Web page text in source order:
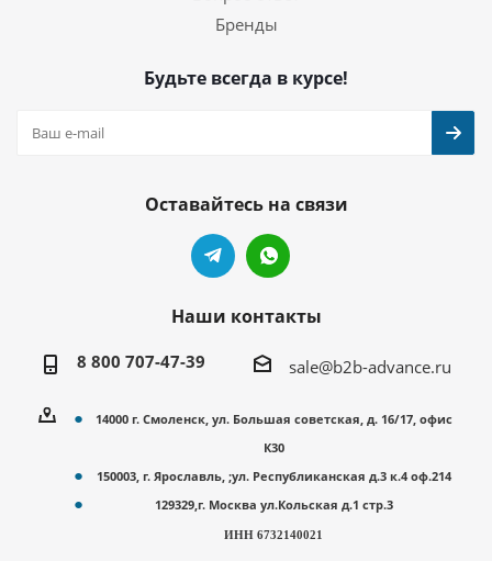
Бренды
Будьте всегда в курсе!
Оставайтесь на связи
Наши контакты
8 800 707-47-39 sale@b2b-advance.ru
14000 г. Смоленск, ул. Большая советская, д. 16/17, офис
К30
150003, г. Ярославль, ;ул. Республиканская д.3 к.4 оф.214
129329,г. Москва ул.Кольская д.1 стр.3
ИНН 6732140021